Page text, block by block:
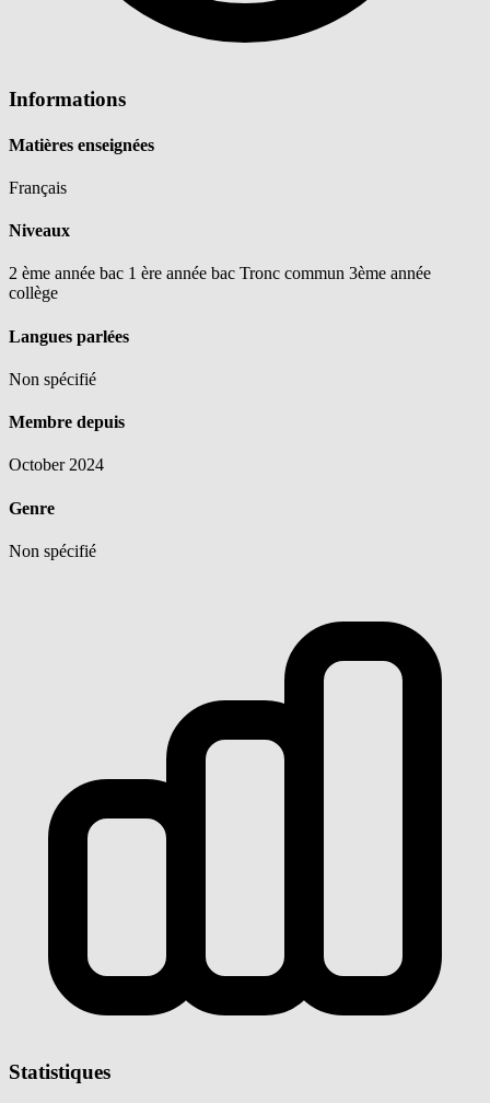
Informations
Matières enseignées
Français
Niveaux
2 ème année bac 1 ère année bac Tronc commun 3ème année
collège
Langues parlées
Non spécifié
Membre depuis
October 2024
Genre
Non spécifié
Statistiques